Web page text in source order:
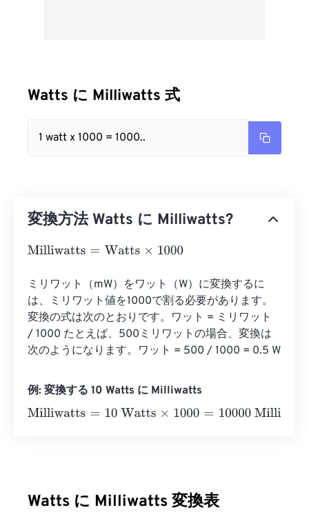
Watts に Milliwatts 式
1 watt x 1000 = 1000..
変換方法 Watts に Milliwatts?
Milliwatts=Watts×1000
ミリワット（mW）をワット（W）に変換するに
は、ミリワット値を1000で割る必要があります。
変換の式は次のとおりです。ワット = ミリワット
/ 1000 たとえば、500ミリワットの場合、変換は
次のようになります。ワット = 500 / 1000 = 0.5 W
例: 変換する 10 Watts に Milliwatts
Milliwatts=10 Watts×1000=10000 Milliwatts
Watts に Milliwatts 変換表